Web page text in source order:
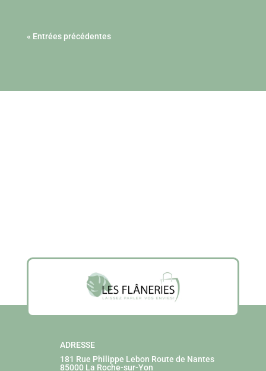
« Entrées précédentes
ADRESSE
181 Rue Philippe Lebon Route de Nantes
85000 La Roche-sur-Yon